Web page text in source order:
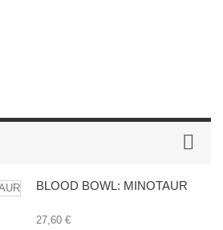
BLOOD BOWL: MINOTAUR
27,60 €